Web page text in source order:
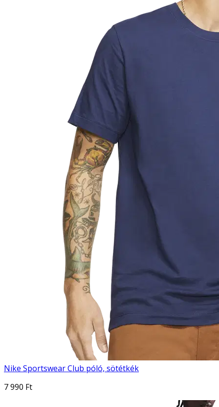
Nike Sportswear Club póló, sötétkék
7 990 Ft